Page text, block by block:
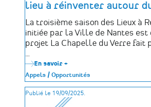
lieu à réinventer autour
La troisième saison des Lieux à
initiée par la Ville de Nantes est
projet La Chapelle du Verre fait
…
En savoir +
Soutenir
la
Chapelle
du
Verre
Appels / Opportunités
Publié le 19/09/2025.